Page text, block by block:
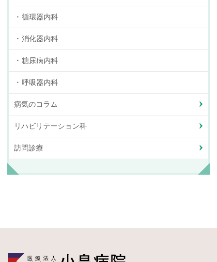
循環器内科
消化器内科
糖尿病内科
呼吸器内科
病気のコラム
リハビリテーション科
訪問診療